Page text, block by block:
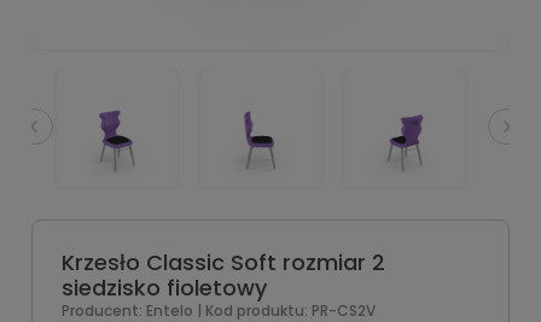
Krzesło Classic Soft rozmiar 2
siedzisko fioletowy
Producent: Entelo | Kod produktu: PR-CS2V